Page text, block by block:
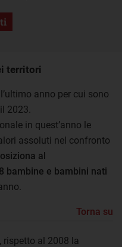
territori
anno per cui sono
2023.
in quest’anno le
assoluti nel confronto
al
bambine e bambini nati
Torna su
rispetto al 2008 la